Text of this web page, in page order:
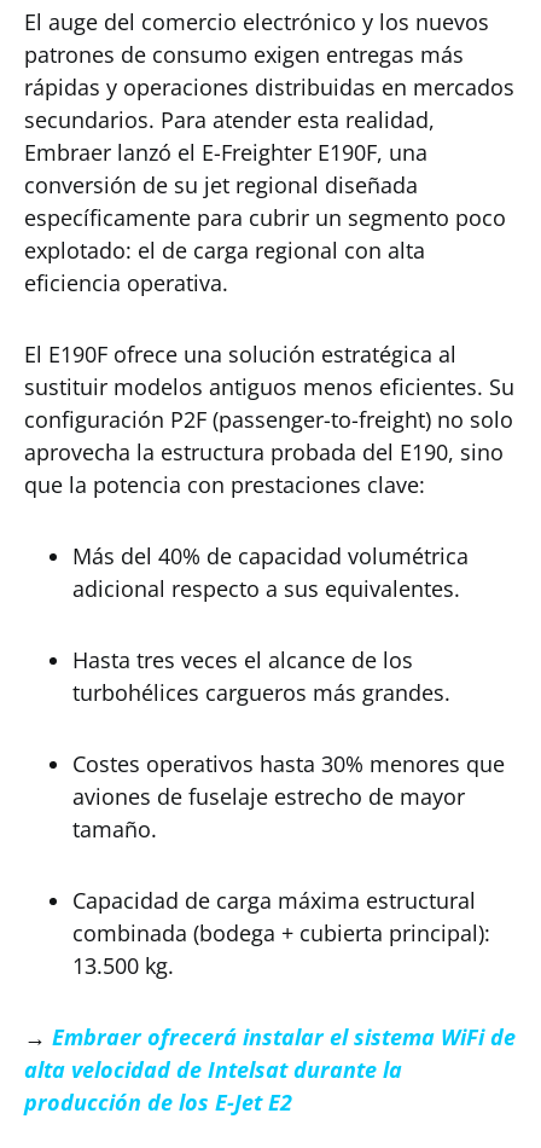
El auge del comercio electrónico y los nuevos
patrones de consumo exigen entregas más
rápidas y operaciones distribuidas en mercados
secundarios. Para atender esta realidad,
Embraer lanzó el E-Freighter E190F, una
conversión de su jet regional diseñada
específicamente para cubrir un segmento poco
explotado: el de carga regional con alta
eficiencia operativa.
El E190F ofrece una solución estratégica al
sustituir modelos antiguos menos eficientes. Su
configuración P2F (passenger-to-freight) no solo
aprovecha la estructura probada del E190, sino
que la potencia con prestaciones clave:
Más del 40% de capacidad volumétrica
adicional respecto a sus equivalentes.
Hasta tres veces el alcance de los
turbohélices cargueros más grandes.
Costes operativos hasta 30% menores que
aviones de fuselaje estrecho de mayor
tamaño.
Capacidad de carga máxima estructural
combinada (bodega + cubierta principal):
13.500 kg.
→ Embraer ofrecerá instalar el sistema WiFi de
alta velocidad de Intelsat durante la
producción de los E-Jet E2